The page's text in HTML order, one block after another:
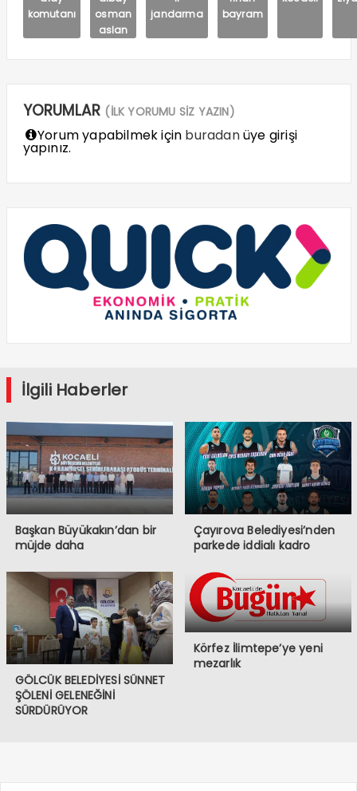
komutanı
osman
aslan
jandarma
bayram
YORUMLAR (İLK YORUMU SİZ YAZIN)
Yorum yapabilmek için buradanüye girişi
yapınız.
İlgili Haberler
Başkan Büyükakın’dan bir
müjde daha
Çayırova Belediyesi’nden
parkede iddialı kadro
GÖLCÜK BELEDİYESİ SÜNNET
ŞÖLENİ GELENEĞİNİ
SÜRDÜRÜYOR
Körfez İlimtepe’ye yeni
mezarlık